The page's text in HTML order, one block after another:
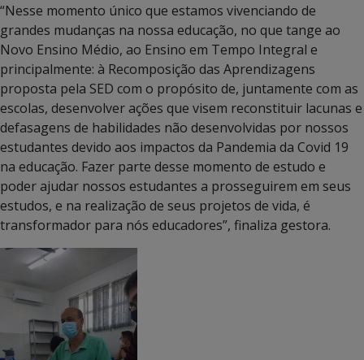
“Nesse momento único que estamos vivenciando de
grandes mudanças na nossa educação, no que tange ao
Novo Ensino Médio, ao Ensino em Tempo Integral e
principalmente: à Recomposição das Aprendizagens
proposta pela SED com o propósito de, juntamente com as
escolas, desenvolver ações que visem reconstituir lacunas e
defasagens de habilidades não desenvolvidas por nossos
estudantes devido aos impactos da Pandemia da Covid 19
na educação. Fazer parte desse momento de estudo e
poder ajudar nossos estudantes a prosseguirem em seus
estudos, e na realização de seus projetos de vida, é
transformador para nós educadores”, finaliza gestora.